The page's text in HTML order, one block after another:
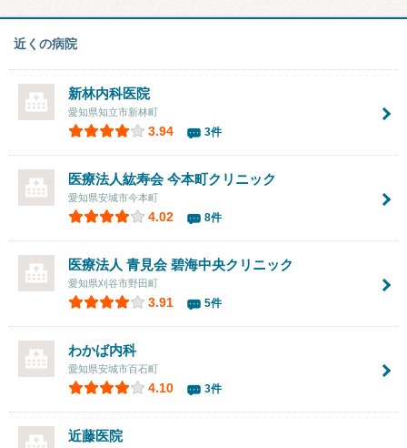
近くの病院
新林内科医院
愛知県知立市新林町
3.94 3件
医療法人紘寿会今本町クリニック
愛知県安城市今本町
4.02 8件
医療法人 青見会 碧海中央クリニック
愛知県刈谷市野田町
3.91 5件
わかば内科
愛知県安城市百石町
4.10 3件
近藤医院